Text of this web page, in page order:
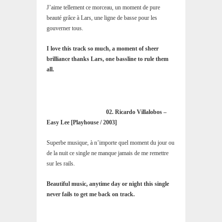
J’aime tellement ce morceau, un moment de pure
beauté grâce à Lars, une ligne de basse pour les
gouverner tous.
I love this track so much, a moment of sheer
brilliance thanks Lars, one bassline to rule them
all.
02. Ricardo Villalobos –
Easy Lee [Playhouse / 2003]
Superbe musique, à n’importe quel moment du jour ou
de la nuit ce single ne manque jamais de me remettre
sur les rails.
Beautiful music, anytime day or night this single
never fails to get me back on track.